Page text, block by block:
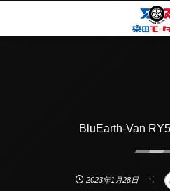
BluEarth-Van
2023年1月28日